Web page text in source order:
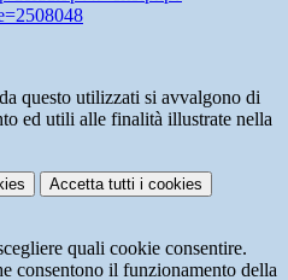
questo utilizzati si avvalgono di
ed utili alle finalità illustrate nella
Accetta tutti i cookies
quali cookie consentire.
consentono il funzionamento della